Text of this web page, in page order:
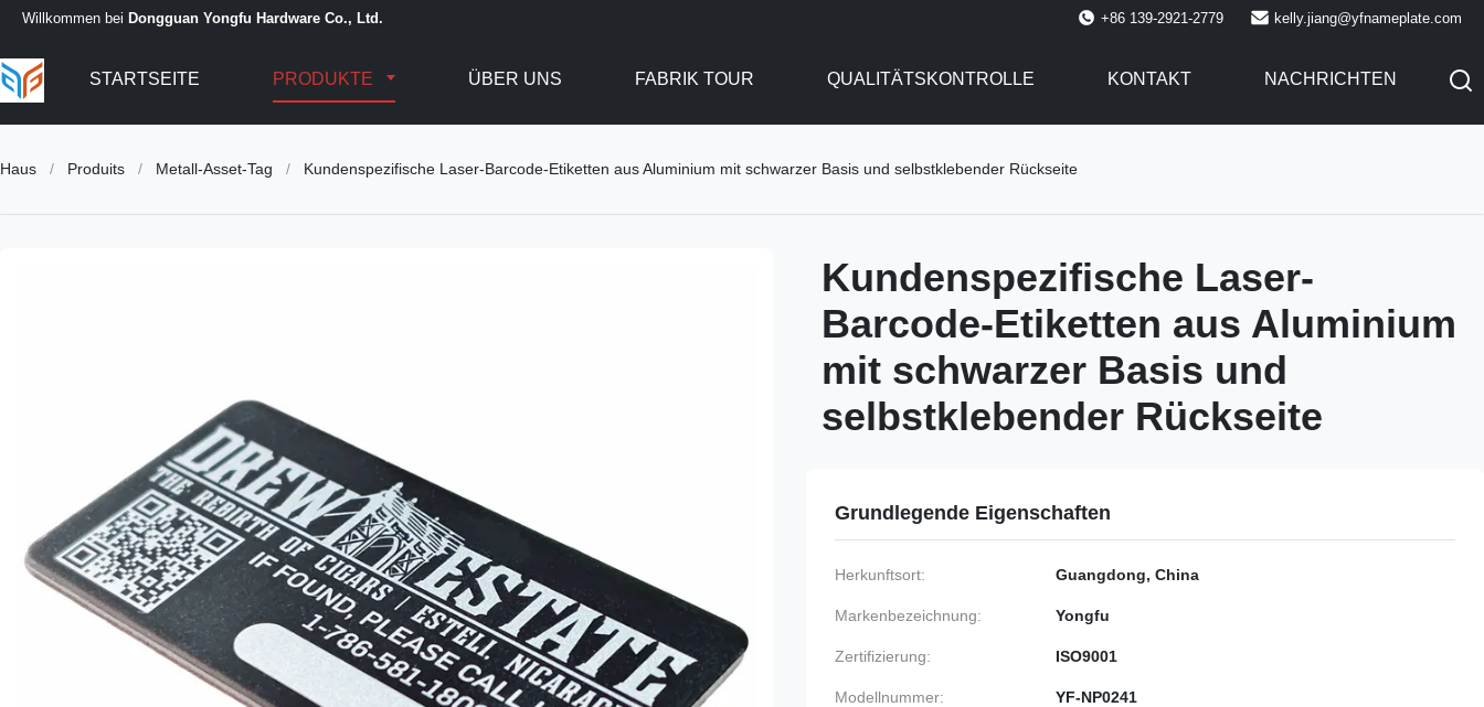
Willkommen bei Dongguan Yongfu Hardware Co., Ltd. +86 139-2921-2779 kelly.jiang@yfnameplate.com
STARTSEITE PRODUKTE ÜBER UNS FABRIK TOUR QUALITÄTSKONTROLLE KONTAKT NACHRICHTEN
Haus / Produits / Metall-Asset-Tag / Kundenspezifische Laser-Barcode-Etiketten aus Aluminium mit schwarzer Basis und selbstklebender Rückseite
Kundenspezifische Laser-
Barcode-Etiketten aus Aluminium
mit schwarzer Basis und
selbstklebender Rückseite
Grundlegende Eigenschaften
Herkunftsort: Guangdong, China
Markenbezeichnung: Yongfu
Zertifizierung: ISO9001
Modellnummer: YF-NP0241